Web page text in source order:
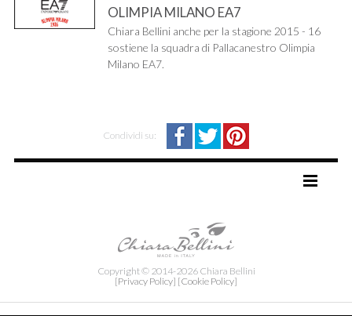
OLIMPIA MILANO EA7
Chiara Bellini anche per la stagione 2015 - 16
sostiene la squadra di Pallacanestro Olimpia
Milano EA7.
Condividi su:
SITE MAP
Copyright © 2014-2026 Chiara Bellini
[Privacy Policy] [Cookie Policy]